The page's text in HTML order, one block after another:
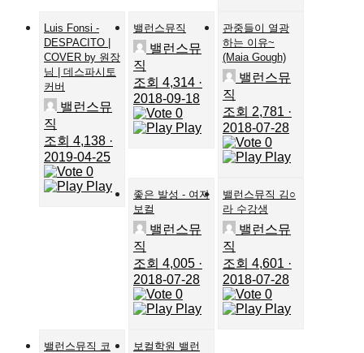
Luis Fonsi -
DESPACITO |
COVER by 원장
님 | 데스파시토
커버
밸런스뮤
직
조회 4,138 ·
2019-04-25
0
Play
밸런스뮤직
밸런스뮤
직
조회 4,314 ·
2018-09-18
0
Play
관중들이 열광
하는 이유~
(Maia Gough)
밸런스뮤
직
조회 2,781 ·
2018-07-28
0
Play
좋은 발성 - 여자
보컬
밸런스뮤
직
조회 4,005 ·
2018-07-28
0
Play
밸런스뮤직 김○
라 수강생
밸런스뮤
직
조회 4,601 ·
2018-07-28
0
Play
밸런스뮤직 코
보컬학원 밸런